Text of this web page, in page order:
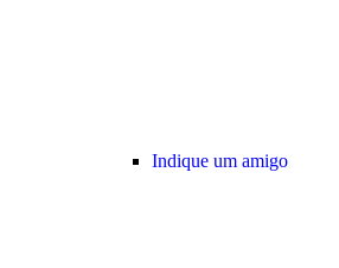
Indique um amigo